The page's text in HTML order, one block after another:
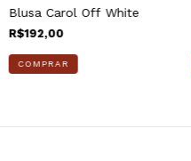
Blusa Carol Off White
R$192,00